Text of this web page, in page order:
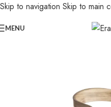
Skip to navigation Skip to main
MENU